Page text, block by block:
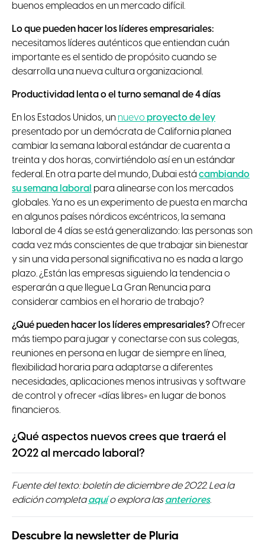
buenos empleados en un mercado difícil.
Lo que pueden hacer los líderes empresariales:
necesitamos líderes auténticos que entiendan cuán
importante es el sentido de propósito cuando se
desarrolla una nueva cultura organizacional.
Productividad lenta o el turno semanal de 4 días
En los Estados Unidos, un nuevoproyecto de ley
presentado por un demócrata de California planea
cambiar la semana laboral estándar de cuarenta a
treinta y dos horas, convirtiéndolo así en un estándar
federal. En otra parte del mundo, Dubai está cambiando
su semana laboral para alinearse con los mercados
globales. Ya no es un experimento de puesta en marcha
en algunos países nórdicos excéntricos, la semana
laboral de 4 días se está generalizando: las personas son
cada vez más conscientes de que trabajar sin bienestar
y sin una vida personal significativa no es nada a largo
plazo. ¿Están las empresas siguiendo la tendencia o
esperarán a que llegue La Gran Renuncia para
considerar cambios en el horario de trabajo?
¿Qué pueden hacer los líderes empresariales? Ofrecer
más tiempo para jugar y conectarse con sus colegas,
reuniones en persona en lugar de siempre en línea,
flexibilidad horaria para adaptarse a diferentes
necesidades, aplicaciones menos intrusivas y software
de control y ofrecer «días libres» en lugar de bonos
financieros.
¿Qué aspectos nuevos crees que traerá el
2022 al mercado laboral?
Fuente del texto: boletín de diciembre de 2022. Lea la
edición completaaquío explora lasanteriores.
Descubre la newsletter de Pluria